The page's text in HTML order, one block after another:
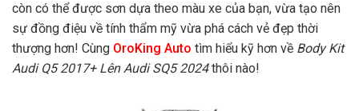
còn có thể được sơn dựa theo màu xe của bạn, vừa tạo nên
sự đồng điệu về tính thẩm mỹ vừa phá cách vẻ đẹp thời
thượng hơn! Cùng OroKing Auto tìm hiểu kỹ hơn về Body Kit
Audi Q5 2017+ Lên Audi SQ5 2024 thôi nào!